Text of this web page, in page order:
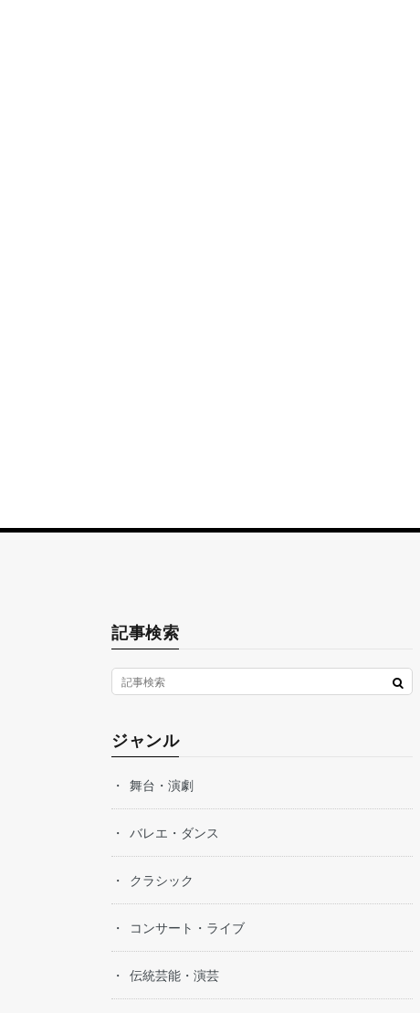
記事検索
ジャンル
舞台・演劇
バレエ・ダンス
クラシック
コンサート・ライブ
伝統芸能・演芸